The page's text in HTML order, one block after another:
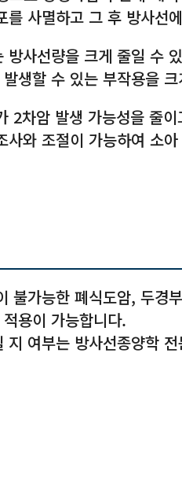
사멸하고 그 후 방사선
사선량을 크게 줄일 수
생할 수 있는 부작용을
2차암 발생 가능성을 줄
사와 조절이 가능하여 소
불가능한 폐식도암, 두경
용이 가능합니다.
여부는 방사선종양학